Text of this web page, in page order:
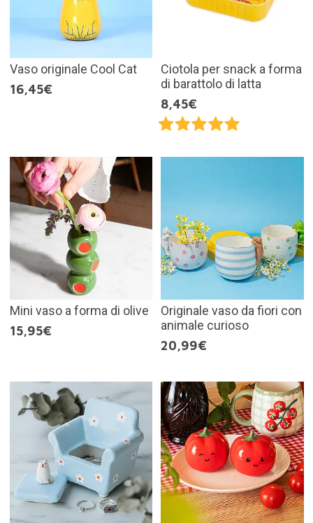
Vaso originale Cool Cat
16,45€
Ciotola per snack a forma
di barattolo di latta
8,45€
Mini vaso a forma di olive
15,95€
Originale vaso da fiori con
animale curioso
20,99€